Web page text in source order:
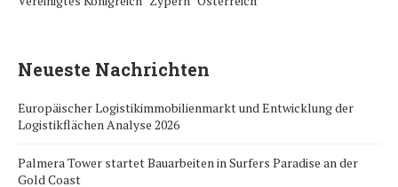
Neueste Nachrichten
Europäischer Logistikimmobilienmarkt und Entwicklung der
Logistikflächen Analyse 2026
Palmera Tower startet Bauarbeiten in Surfers Paradise an der
Gold Coast